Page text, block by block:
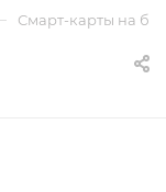
Смарт-карты на